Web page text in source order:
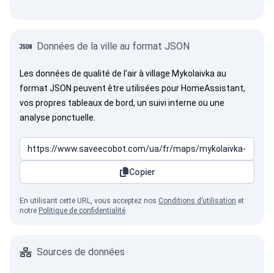
Données de la ville au format JSON
Les données de qualité de l’air à village Mykolaivka au
format JSON peuvent être utilisées pour HomeAssistant,
vos propres tableaux de bord, un suivi interne ou une
analyse ponctuelle.
Copier
En utilisant cette URL, vous acceptez nos Conditions d’utilisation et
notre Politique de confidentialité.
Sources de données